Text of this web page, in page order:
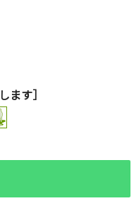
ます］